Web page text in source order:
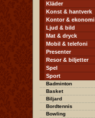
Kläder
Konst & hantverk
Kontor & ekonomi
Ljud & bild
Mat & dryck
Mobil & telefoni
Presenter
Resor & biljetter
Spel
Sport
Badminton
Basket
Biljard
Bordtennis
Bowling